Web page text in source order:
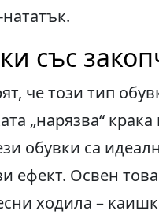
със
че този тип
„нарязва“
обувки са
ефект. Освен
ходила –